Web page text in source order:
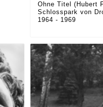
Ohne Titel (Hubert
Schlosspark von
1964 - 1969